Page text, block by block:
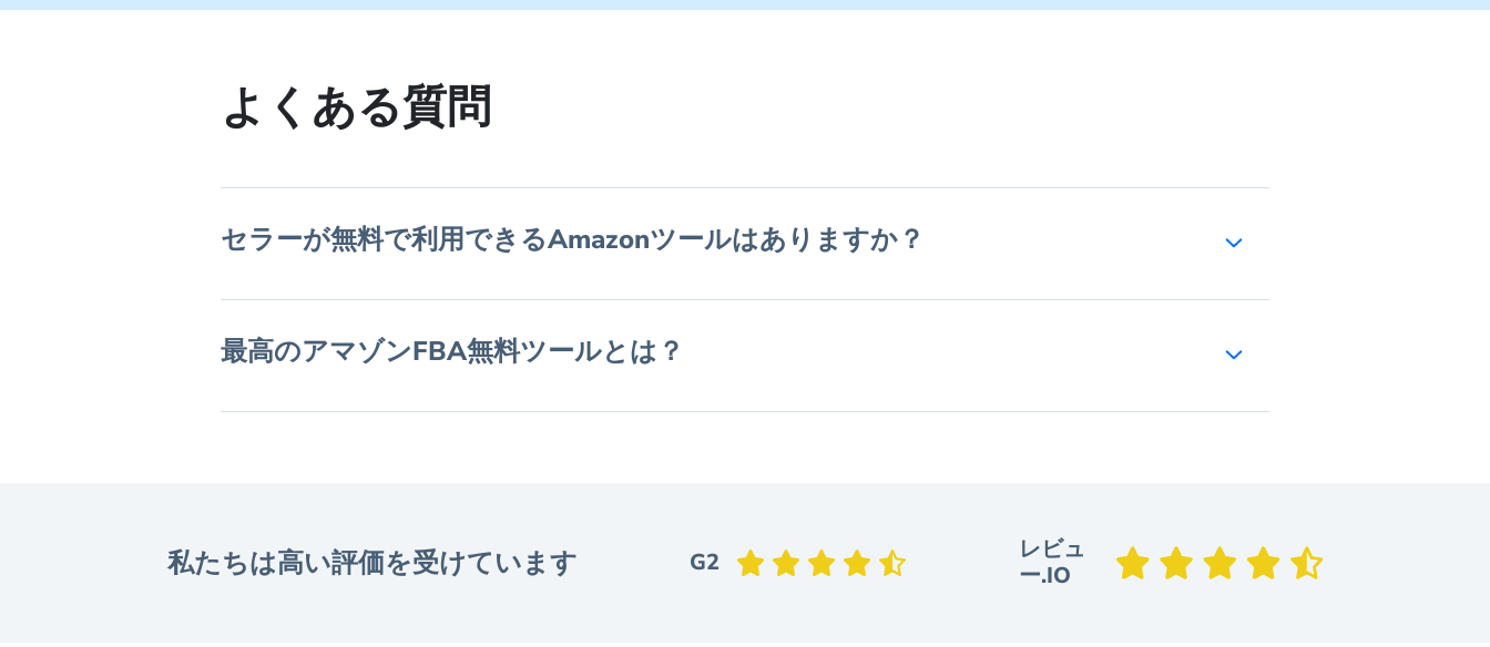
よくある質問
セラーが無料で利用できるAmazonツールはありますか？
最高のアマゾンFBA無料ツールとは？
私たちは高い評価を受けています G2
レビュ
ー.IO